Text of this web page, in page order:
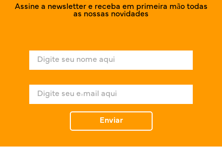
Assine a newsletter e receba em primeira mão todas
as nossas novidades
e
*
Enviar